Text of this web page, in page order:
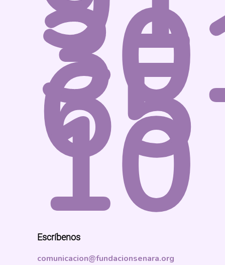
65
10
Escríbenos
comunicacion@fundacionsenara.org